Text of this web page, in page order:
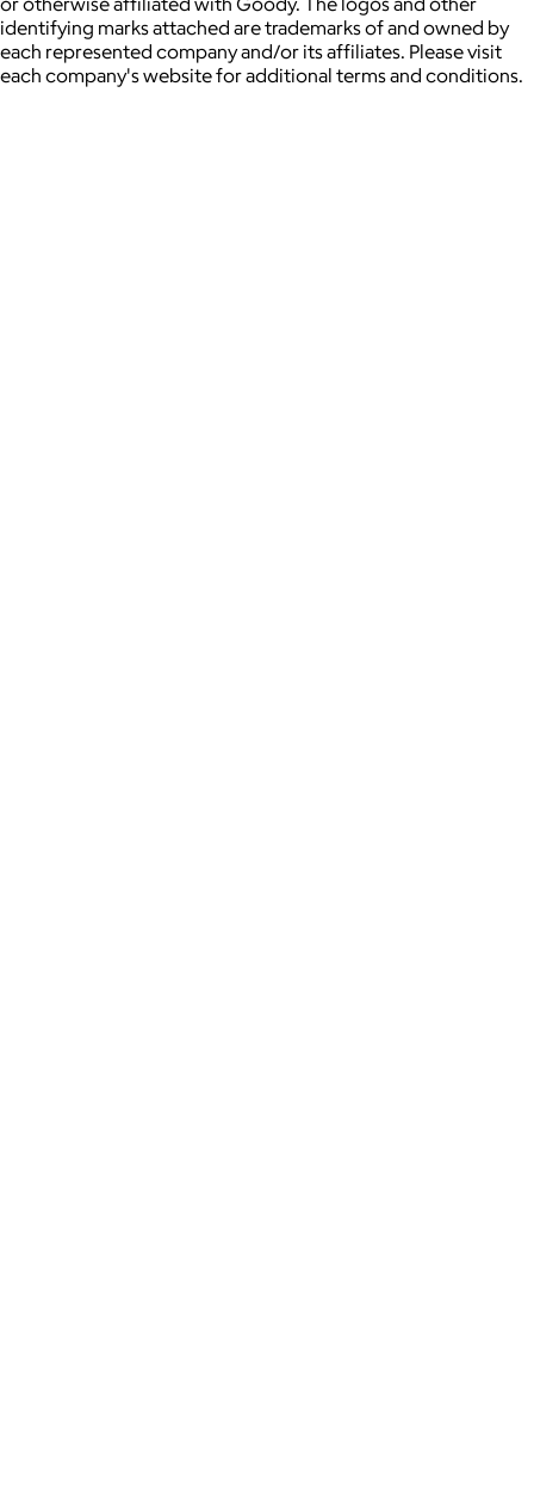
identifying marks attached are trademarks of and owned by
each represented company and/or its affiliates. Please visit
each company's website for additional terms and conditions.